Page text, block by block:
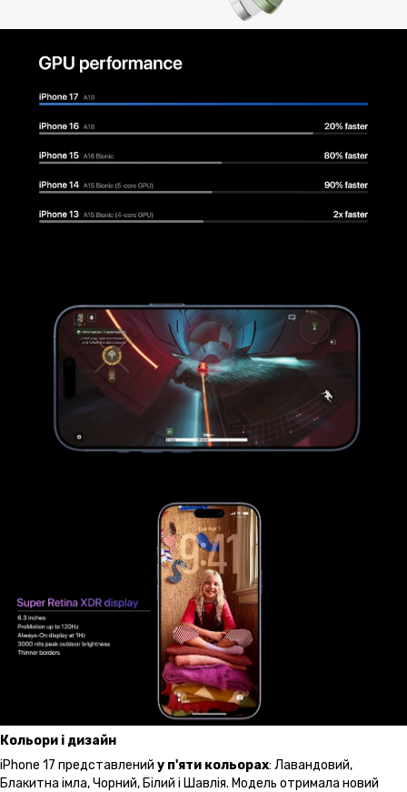
Кольори і дизайн
iPhone 17 представлений у п'яти кольорах: Лавандовий,
Блакитна імла, Чорний, Білий і Шавлія. Модель отримала новий